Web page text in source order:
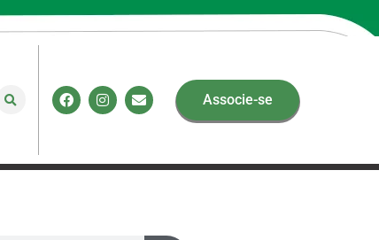
Associe-se